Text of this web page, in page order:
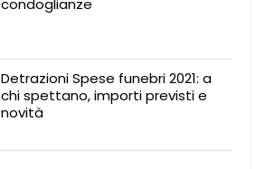
Detrazioni Spese funebri 2021: a
chi spettano, importi previsti e
novità